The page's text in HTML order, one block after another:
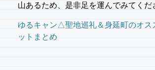
山あるため、是非足を運んでみてくだ
ゆるキャン△聖地巡礼＆身延町のオス
ットまとめ